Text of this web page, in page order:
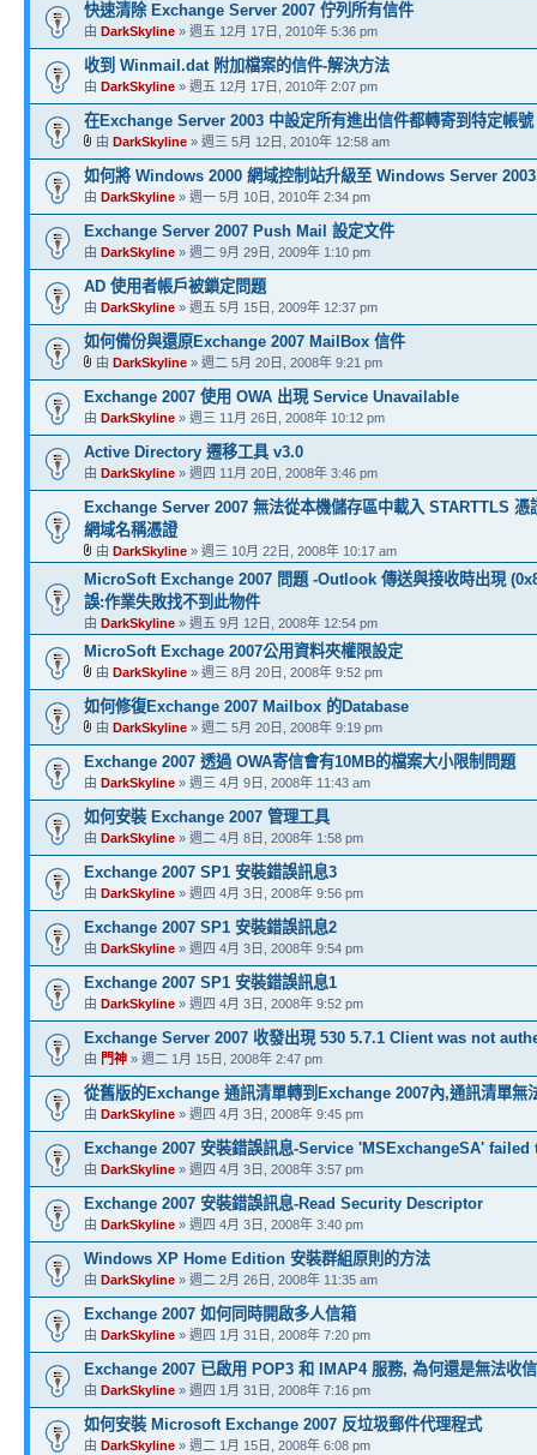
快速清除 Exchange Server 2007 佇列所有信件
由 DarkSkyline » 週五 12月 17日, 2010年 5:36 pm
收到 Winmail.dat 附加檔案的信件-解決方法
由 DarkSkyline » 週五 12月 17日, 2010年 2:07 pm
在Exchange Server 2003 中設定所有進出信件都轉寄到特定帳號
由 DarkSkyline » 週三 5月 12日, 2010年 12:58 am
如何將 Windows 2000 網域控制站升級至 Windows Server 2003
由 DarkSkyline » 週一 5月 10日, 2010年 2:34 pm
Exchange Server 2007 Push Mail 設定文件
由 DarkSkyline » 週二 9月 29日, 2009年 1:10 pm
AD 使用者帳戶被鎖定問題
由 DarkSkyline » 週五 5月 15日, 2009年 12:37 pm
如何備份與還原Exchange 2007 MailBox 信件
由 DarkSkyline » 週二 5月 20日, 2008年 9:21 pm
Exchange 2007 使用 OWA 出現 Service Unavailable
由 DarkSkyline » 週三 11月 26日, 2008年 10:12 pm
Active Directory 遷移工具 v3.0
由 DarkSkyline » 週四 11月 20日, 2008年 3:46 pm
Exchange Server 2007 無法從本機儲存區中載入 STARTTLS 憑
網域名稱憑證
由 DarkSkyline » 週三 10月 22日, 2008年 10:17 am
MicroSoft Exchange 2007 問題 -Outlook 傳送與接收時出現
誤:作業失敗找不到此物件
由 DarkSkyline » 週五 9月 12日, 2008年 12:54 pm
MicroSoft Exchage 2007公用資料夾權限設定
由 DarkSkyline » 週三 8月 20日, 2008年 9:52 pm
如何修復Exchange 2007 Mailbox 的Database
由 DarkSkyline » 週二 5月 20日, 2008年 9:19 pm
Exchange 2007 透過 OWA寄信會有10MB的檔案大小限制問題
由 DarkSkyline » 週三 4月 9日, 2008年 11:43 am
如何安裝 Exchange 2007 管理工具
由 DarkSkyline » 週二 4月 8日, 2008年 1:58 pm
Exchange 2007 SP1 安裝錯誤訊息3
由 DarkSkyline » 週四 4月 3日, 2008年 9:56 pm
Exchange 2007 SP1 安裝錯誤訊息2
由 DarkSkyline » 週四 4月 3日, 2008年 9:54 pm
Exchange 2007 SP1 安裝錯誤訊息1
由 DarkSkyline » 週四 4月 3日, 2008年 9:52 pm
Exchange Server 2007 收發出現 530 5.7.1 Client was not
由 門神 » 週二 1月 15日, 2008年 2:47 pm
從舊版的Exchange 通訊清單轉到Exchange 2007內,通訊清單無
由 DarkSkyline » 週四 4月 3日, 2008年 9:45 pm
Exchange 2007 安裝錯誤訊息-Service 'MSExchangeSA' failed
由 DarkSkyline » 週四 4月 3日, 2008年 3:57 pm
Exchange 2007 安裝錯誤訊息-Read Security Descriptor
由 DarkSkyline » 週四 4月 3日, 2008年 3:40 pm
Windows XP Home Edition 安裝群組原則的方法
由 DarkSkyline » 週二 2月 26日, 2008年 11:35 am
Exchange 2007 如何同時開啟多人信箱
由 DarkSkyline » 週四 1月 31日, 2008年 7:20 pm
Exchange 2007 已啟用 POP3 和 IMAP4 服務, 為何還是無法收
由 DarkSkyline » 週四 1月 31日, 2008年 7:16 pm
如何安裝 Microsoft Exchange 2007 反垃圾郵件代理程式
由 DarkSkyline » 週二 1月 15日, 2008年 6:08 pm